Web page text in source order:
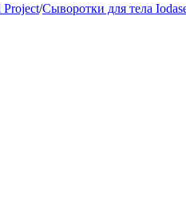
Project/Сыворотки для тела